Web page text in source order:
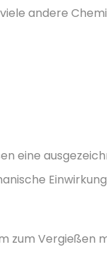
andere
eine
zum Vergießen